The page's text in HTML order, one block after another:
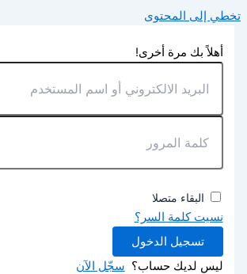
تخطي إلى المحتوى
أهلاً بك مرة أخرى!
البقاء متصلا
نسيت كلمة السر؟
تسجيل الدخول
ليس لديك حساب؟ سجّل الآن